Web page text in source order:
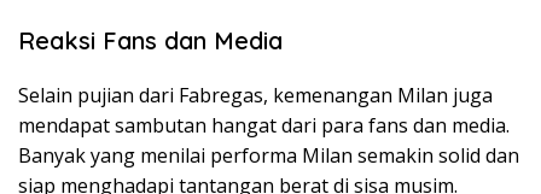
Reaksi Fans dan Media
Selain pujian dari Fabregas, kemenangan Milan juga
mendapat sambutan hangat dari para fans dan media.
Banyak yang menilai performa Milan semakin solid dan
siap menghadapi tantangan berat di sisa musim.